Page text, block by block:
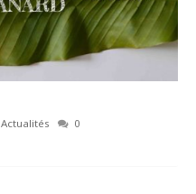
Actualités 0